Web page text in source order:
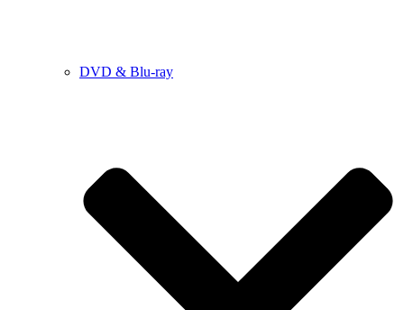
DVD & Blu-ray